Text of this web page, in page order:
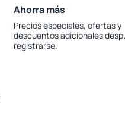
Ahorra más
Precios especiales, ofertas y
descuentos adicionales
registrarse.